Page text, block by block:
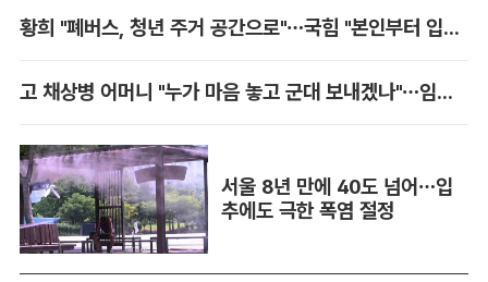
황희 "폐버스, 청년 주거 공간으로"…국힘 "본인부터 입주하라"
고 채상병 어머니 "누가 마음 놓고 군대 보내겠나"…임성근 징역 3년에 분통
서울 8년 만에 40도 넘어…입
추에도 극한 폭염 절정